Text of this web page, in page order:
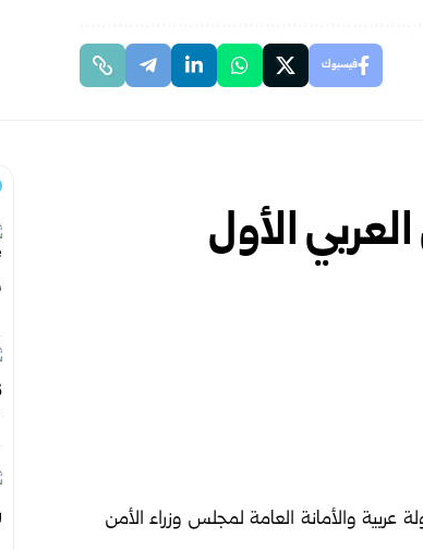
فيسبوك
الأول
دولة قطر اليوم التمرين السيبراني العربي الأول بمشاركة 21 دولة عربية والأمانة العامة لمجلس وزراء الأمن